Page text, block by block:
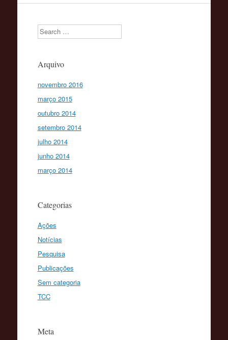
Search
Arquivo
novembro 2016
março 2015
outubro 2014
setembro 2014
julho 2014
junho 2014
março 2014
Categorias
Ações
Notícias
Pesquisa
Publicações
Sem categoria
TCC
Meta